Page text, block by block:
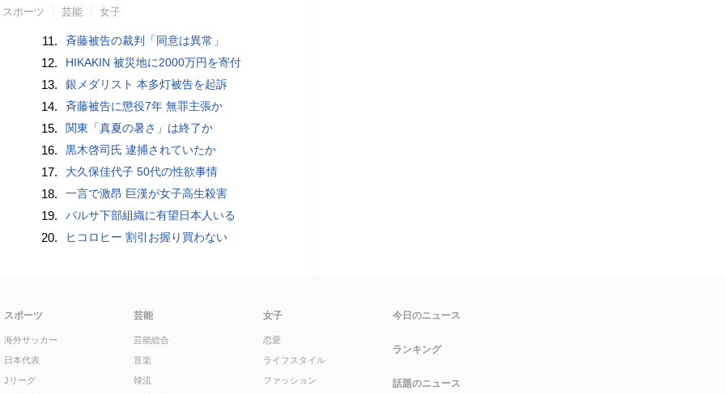
スポーツ 芸能 女子
11. 斉藤被告の裁判「同意は異常」
12. HIKAKIN 被災地に2000万円を寄付
13. 銀メダリスト 本多灯被告を起訴
14. 斉藤被告に懲役7年 無罪主張か
15. 関東「真夏の暑さ」は終了か
16. 黒木啓司氏 逮捕されていたか
17. 大久保佳代子 50代の性欲事情
18. 一言で激昂 巨漢が女子高生殺害
19. バルサ下部組織に有望日本人いる
20. ヒコロヒー 割引お握り買わない
スポーツ
海外サッカー
日本代表
Jリーグ
芸能
芸能総合
音楽
韓流
女子
恋愛
ライフスタイル
ファッション
今日のニュース
ランキング
話題のニュース